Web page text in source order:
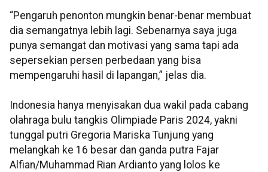
“Pengaruh penonton mungkin benar-benar membuat
dia semangatnya lebih lagi. Sebenarnya saya juga
punya semangat dan motivasi yang sama tapi ada
sepersekian persen perbedaan yang bisa
mempengaruhi hasil di lapangan,” jelas dia.
Indonesia hanya menyisakan dua wakil pada cabang
olahraga bulu tangkis Olimpiade Paris 2024, yakni
tunggal putri Gregoria Mariska Tunjung yang
melangkah ke 16 besar dan ganda putra Fajar
Alfian/Muhammad Rian Ardianto yang lolos ke